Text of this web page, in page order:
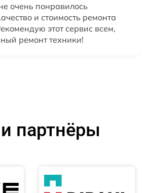
очень понравилось
и стоимость ремонта
этот сервис всем,
ремонт техники!
партнёры